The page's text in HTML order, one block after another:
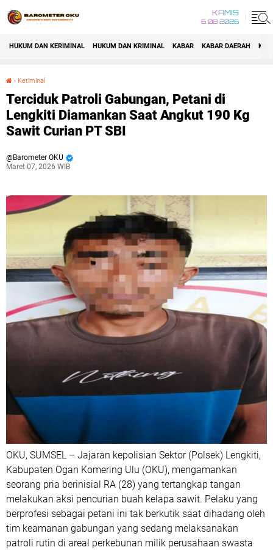
KAMIS
6 08 2026
HUKUM DAN KERIMINAL HUKUM DAN KRIMINAL KABAR KABAR DAERAH
› Ketiminal
Terciduk Patroli Gabungan, Petani di
Lengkiti Diamankan Saat Angkut 190 Kg
Sawit Curian PT SBI
Barometer OKU
Maret 07, 2026 WIB
OKU, SUMSEL – Jajaran kepolisian Sektor (Polsek) Lengkiti,
Kabupaten Ogan Komering Ulu (OKU), mengamankan
seorang pria berinisial RA (28) yang tertangkap tangan
melakukan aksi pencurian buah kelapa sawit. Pelaku yang
berprofesi sebagai petani ini tak berkutik saat dihadang oleh
tim keamanan gabungan yang sedang melaksanakan
patroli rutin di areal perkebunan milik perusahaan swasta